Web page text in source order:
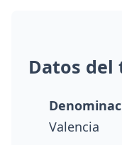
Datos
Valencia